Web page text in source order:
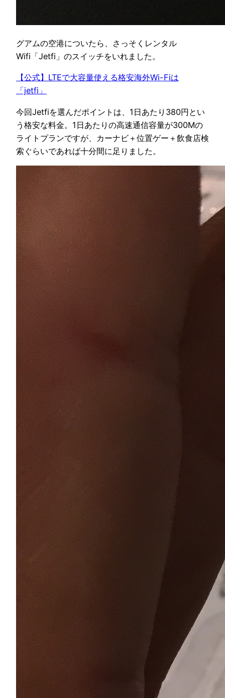
グアムの空港についたら、さっそくレンタル
Wifi「Jetfi」のスイッチをいれました。
【公式】LTEで大容量使える格安海外Wi-Fiは
「jetfi」
今回Jetfiを選んだポイントは、1日あたり380円とい
う格安な料金。1日あたりの高速通信容量が300Mの
ライトプランですが、カーナビ＋位置ゲー＋飲食店検
索ぐらいであれば十分間に足りました。